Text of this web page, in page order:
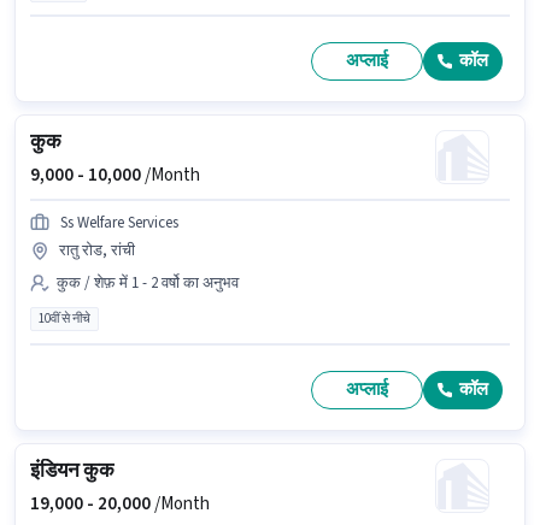
अप्लाई कॉल
कुक
9,000 - 10,000/Month
Ss Welfare Services
रातु रोड, रांची
कुक / शेफ़ में 1 - 2 वर्षो का अनुभव
10वीं से नीचे
अप्लाई कॉल
इंडियन कुक
19,000 - 20,000/Month